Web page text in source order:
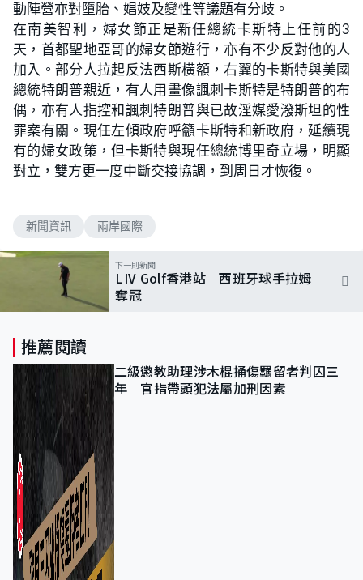
動陣營亦對墮胎、娼妓及變性等議題有分歧。
在南美智利，婦女節正是新任總統卡斯特上任前的3
天，首都聖地亞哥的婦女節遊行，亦有不少反對他的人
加入。部分人拉起反法西斯橫額，右翼的卡斯特與美國
總統特朗普親近，有人用畫像諷刺卡斯特是特朗普的布
偶，亦有人指控和諷刺特朗普與已故淫媒愛潑斯坦的性
罪案有關。現任左傾政府呼籲卡斯特和新政府，延續現
有的婦女政策，但卡斯特與現任總統博里奇立場，明顯
對立，雙方更一度中斷交接協調，到周日才恢復。
新聞資訊 兩岸國際
下一則新聞
LIV Golf香港站 西班牙球手拉姆
奪冠
推薦閱讀
二級懲教助理涉木棍捅傷羈留者判囚三
年 官指帶頭犯法屬加刑因素